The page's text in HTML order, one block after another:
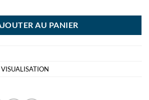
AU PANIER
VISUALISATION